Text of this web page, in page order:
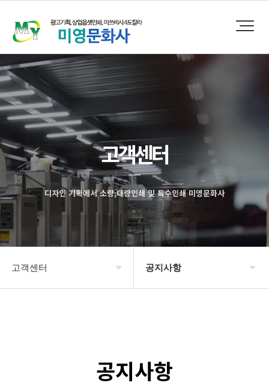
고객센터
디자인 기획에서 소량,대량인쇄 및 특수인쇄 미영문화사
고객센터 공지사항
공지사항